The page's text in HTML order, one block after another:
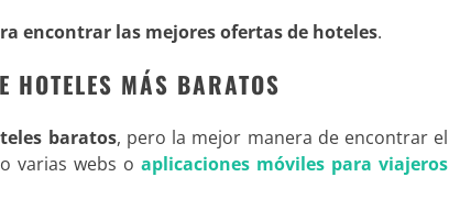
encontrar las mejores ofertas de hoteles.
HOTELES MÁS BARATOS
baratos, pero la mejor manera de encontrar el
varias webs oaplicaciones móviles para viajeros